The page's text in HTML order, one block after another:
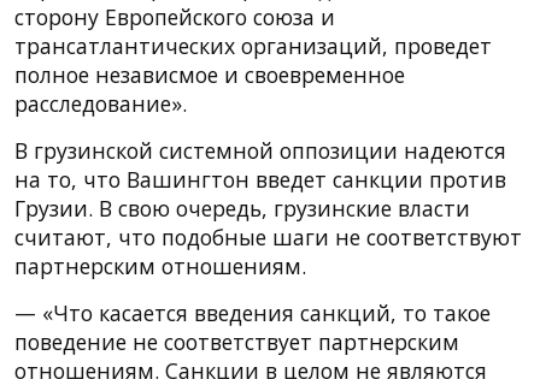
сторону Европейского союза и
трансатлантических организаций, проведет
полное независмое и своевременное
расследование».
В грузинской системной оппозиции надеются
на то, что Вашингтон введет санкции против
Грузии. В свою очередь, грузинские власти
считают, что подобные шаги не соответствуют
партнерским отношениям.
— «Что касается введения санкций, то такое
поведение не соответствует партнерским
отношениям. Санкции в целом не являются